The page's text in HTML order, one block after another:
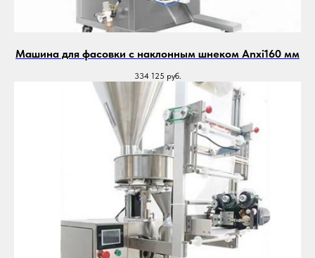
Машина для фасовки с наклонным шнеком Anxi160 мм
334 125 руб.